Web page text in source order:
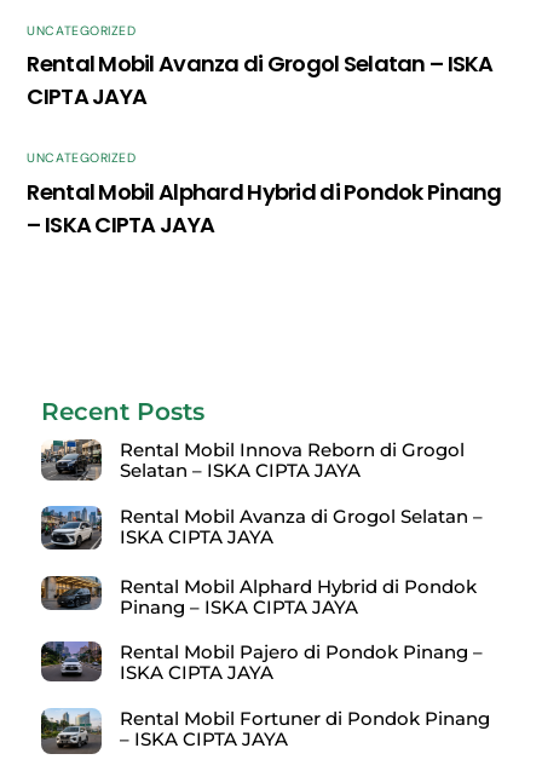
UNCATEGORIZED
Rental Mobil Avanza di Grogol Selatan – ISKA
CIPTA JAYA
UNCATEGORIZED
Rental Mobil Alphard Hybrid di Pondok Pinang
– ISKA CIPTA JAYA
Recent Posts
Rental Mobil Innova Reborn di Grogol
Selatan – ISKA CIPTA JAYA
Rental Mobil Avanza di Grogol Selatan –
ISKA CIPTA JAYA
Rental Mobil Alphard Hybrid di Pondok
Pinang – ISKA CIPTA JAYA
Rental Mobil Pajero di Pondok Pinang –
ISKA CIPTA JAYA
Rental Mobil Fortuner di Pondok Pinang
– ISKA CIPTA JAYA